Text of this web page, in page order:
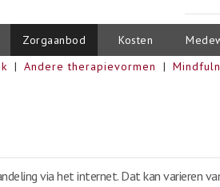
Zorgaanbod
Andere therapievormen
Kosten
via het internet. Dat kan varieren